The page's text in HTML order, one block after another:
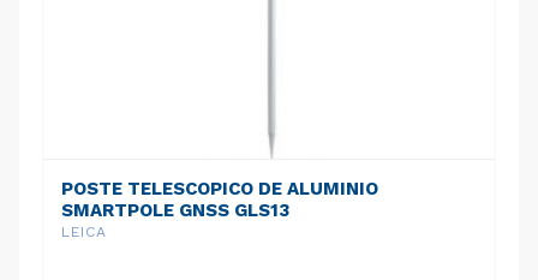
POSTE TELESCOPICO DE ALUMINIO
SMARTPOLE GNSS GLS13
LEICA